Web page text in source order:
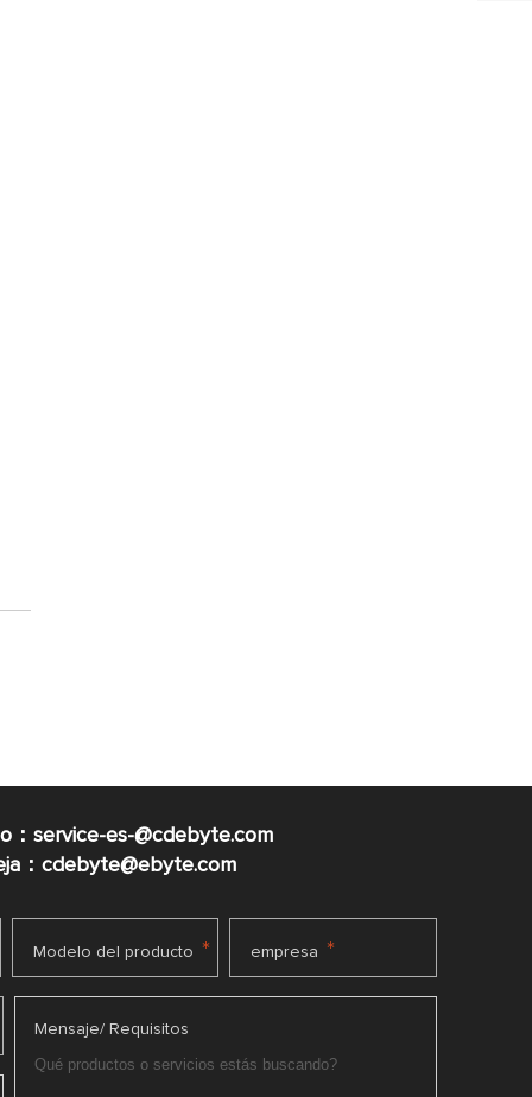
：service-es-@cdebyte.com
：cdebyte@ebyte.com
Modelo del producto * empresa *
Mensaje/ Requisitos